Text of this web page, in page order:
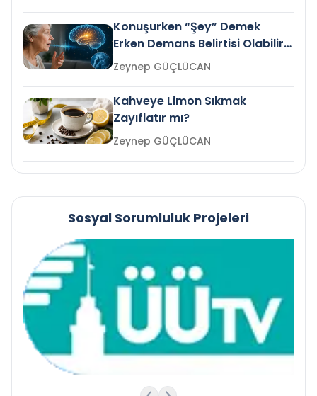
Konuşurken “Şey” Demek
Erken Demans Belirtisi Olabilir
mi?
Zeynep GÜÇLÜCAN
Kahveye Limon Sıkmak
Zayıflatır mı?
Zeynep GÜÇLÜCAN
Sosyal Sorumluluk Projeleri